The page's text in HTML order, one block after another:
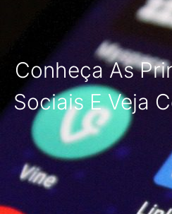
Conheça As
Sociais E Veja